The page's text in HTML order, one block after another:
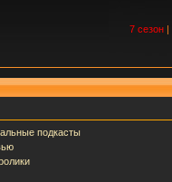
7 сезон |
подкасты